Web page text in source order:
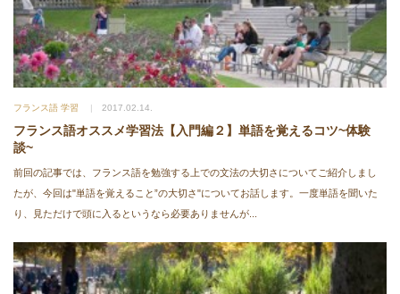
フランス語 学習 2017.02.14.
フランス語オススメ学習法【入門編２】単語を覚えるコツ~体験
談~
前回の記事では、フランス語を勉強する上での文法の大切さについてご紹介しまし
たが、今回は"単語を覚えること”の大切さ"についてお話します。一度単語を聞いた
り、見ただけで頭に入るというなら必要ありませんが...